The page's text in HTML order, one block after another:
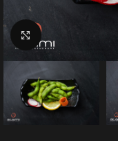
Klik for at forstørre